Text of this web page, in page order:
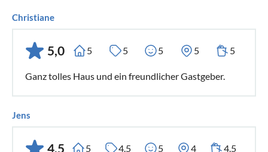
Christiane
5,0 5 5 5 5 5
Ganz tolles Haus und ein freundlicher Gastgeber.
Jens
4,5 5 4.5 5 4 4.5